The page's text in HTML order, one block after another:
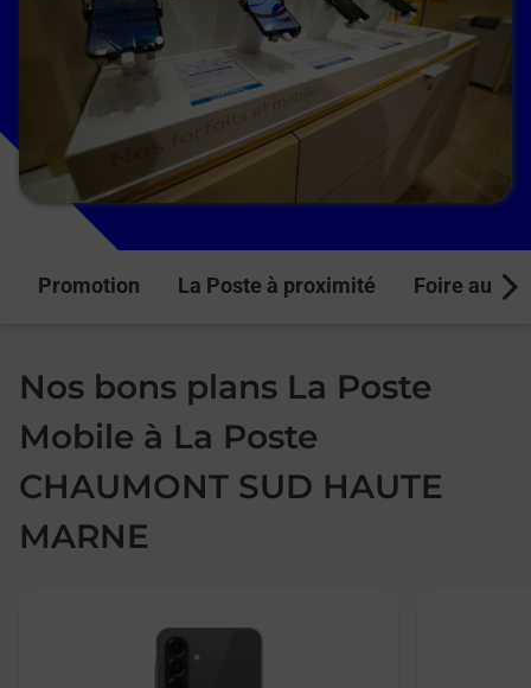
Promotion La Poste à proximité Foire aux
Nos bons plans La Poste
Mobile à La Poste
CHAUMONT SUD HAUTE
MARNE